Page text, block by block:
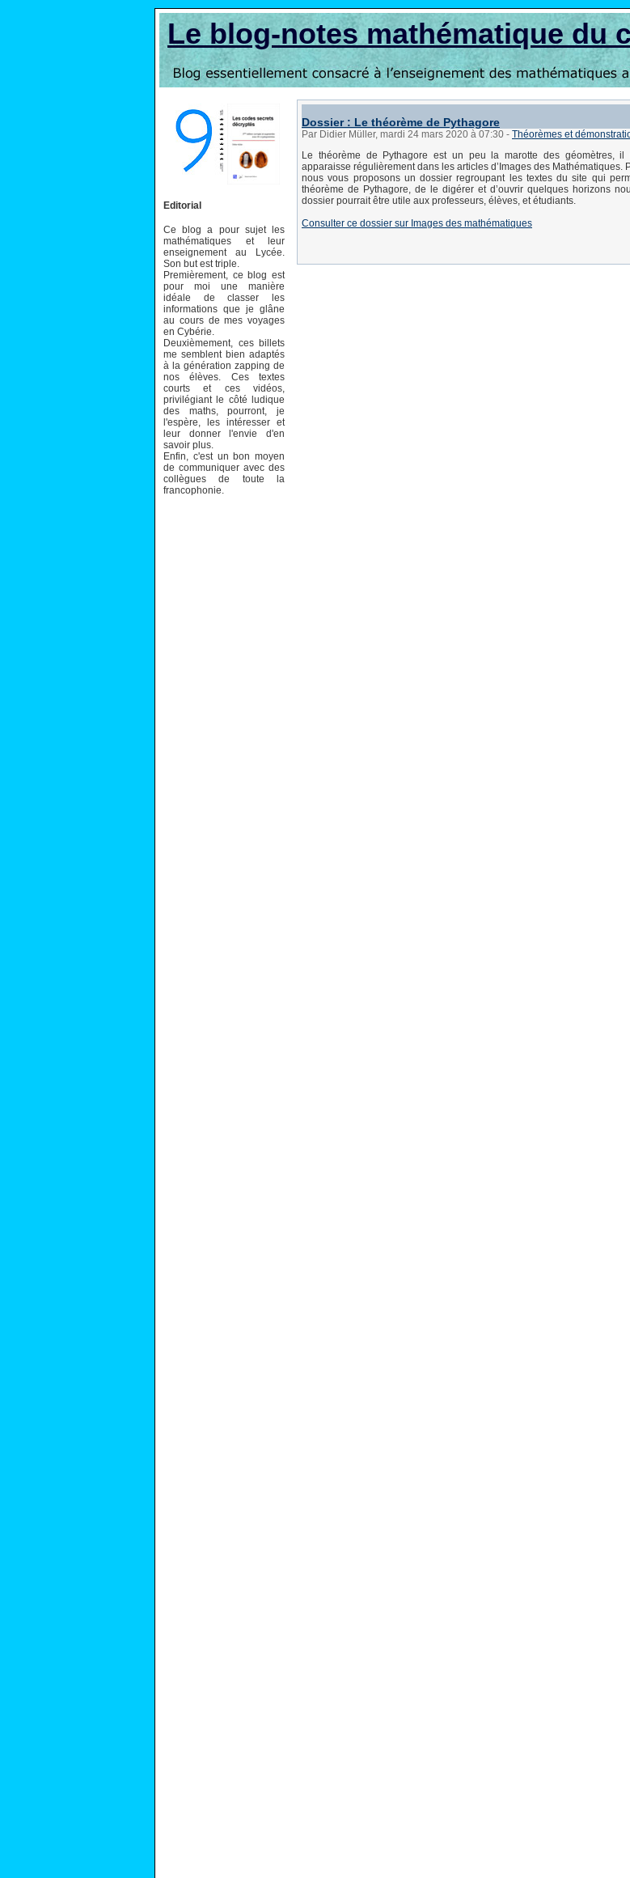
Le blog-notes mathématique du
Editorial
Ce blog a pour sujet les
mathématiques et leur
enseignement au Lycée.
Son but est triple.
Premièrement, ce blog est
pour moi une manière
idéale de classer les
informations que je glâne
au cours de mes voyages
en Cybérie.
Deuxièmement, ces billets
me semblent bien adaptés
à la génération zapping de
nos élèves. Ces textes
courts et ces vidéos,
privilégiant le côté ludique
des maths, pourront, je
l'espère, les intéresser et
leur donner l'envie d'en
savoir plus.
Enfin, c'est un bon moyen
de communiquer avec des
collègues de toute la
francophonie.
Dossier : Le théorème de Pythagore
Par Didier Müller, mardi 24 mars 2020 à 07:30 - Théorèmes et
Le théorème de Pythagore est un peu la marotte des géomètres, il
apparaisse régulièrement dans les articles d’Images des Mathématiques.
nous vous proposons un dossier regroupant les textes du site qui
théorème de Pythagore, de le digérer et d’ouvrir quelques horizons
dossier pourrait être utile aux professeurs, élèves, et étudiants.
Consulter ce dossier sur Images des mathématiques